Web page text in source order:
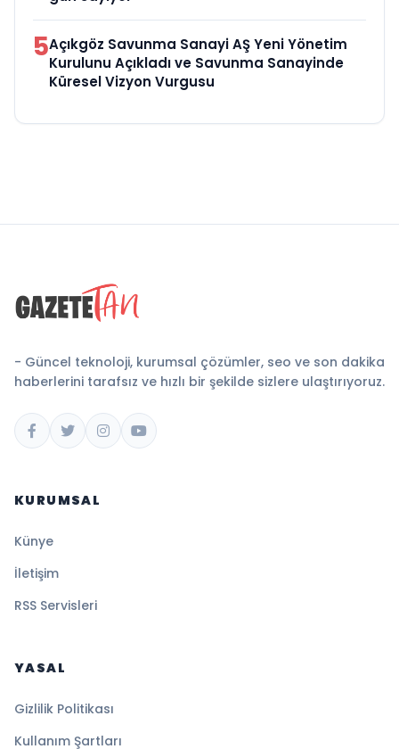
5Açıkgöz Savunma Sanayi AŞ Yeni Yönetim
Kurulunu Açıkladı ve Savunma Sanayinde
Küresel Vizyon Vurgusu
- Güncel teknoloji, kurumsal çözümler, seo ve son dakika
haberlerini tarafsız ve hızlı bir şekilde sizlere ulaştırıyoruz.
KURUMSAL
Künye
İletişim
RSS Servisleri
YASAL
Gizlilik Politikası
Kullanım Şartları